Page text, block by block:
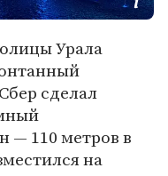
Урала
сделал
— 110 метров в
на